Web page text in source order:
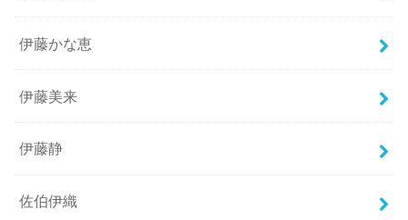
伊藤かな恵
伊藤美来
伊藤静
佐伯伊織